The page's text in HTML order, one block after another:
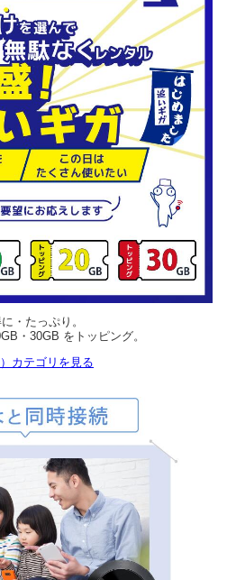
・たっぷり。
・30GB をトッピング。
カテゴリを見る